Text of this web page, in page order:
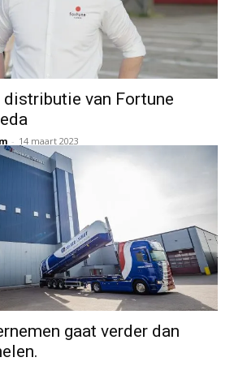
van Fortune
- 14 maart 2023
gaat verder dan